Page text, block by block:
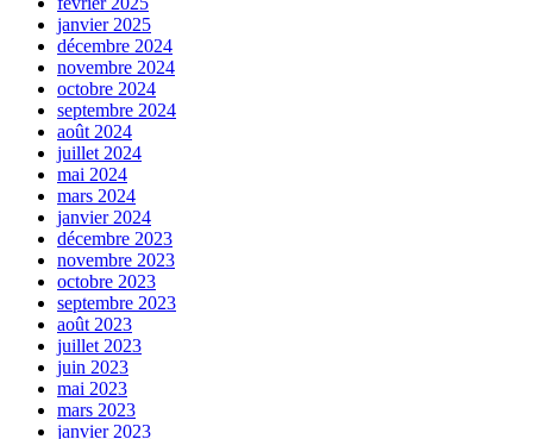
janvier 2025
décembre 2024
novembre 2024
octobre 2024
septembre 2024
août 2024
juillet 2024
mai 2024
mars 2024
janvier 2024
décembre 2023
novembre 2023
octobre 2023
septembre 2023
août 2023
juillet 2023
juin 2023
mai 2023
mars 2023
janvier 2023